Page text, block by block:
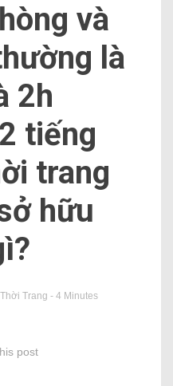
và
là
2h
tiếng
trang
hữu
Thời Trang - 4 Minutes
post